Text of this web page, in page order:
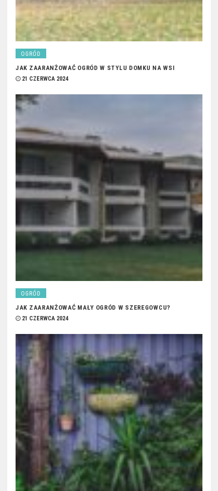
OGRÓD
JAK ZAARANŻOWAĆ OGRÓD W STYLU DOMKU NA WSI
21 CZERWCA 2024
OGRÓD
JAK ZAARANŻOWAĆ MAŁY OGRÓD W SZEREGOWCU?
21 CZERWCA 2024